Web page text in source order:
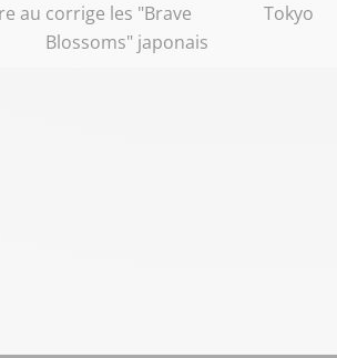
au corrige les "Brave
Blossoms" japonais
Tokyo